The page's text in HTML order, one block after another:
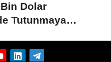
Dolar
Tutunmaya